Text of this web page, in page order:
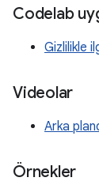
Codelab
Gizlilikle
Videolar
Arka
Örnekler